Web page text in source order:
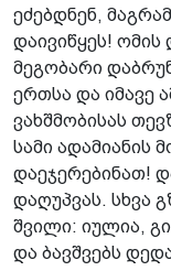
ეძებდნენ,
დაივიწყეს!
მეგობარი
ერთსა და იმავე
ვახშმობისას
სამი
დაეჯერებინათ!
დაღუპვას. სხვა
შვილი: იულია,
და ბავშვებს